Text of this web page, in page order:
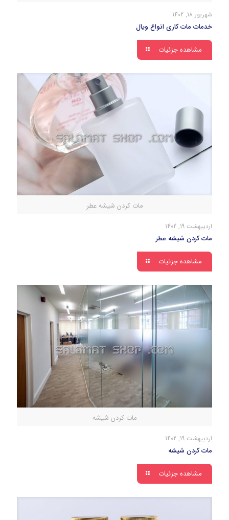
شهریور 18, 1402
خدمات مات کاری انواع ویال
مشاهده جزئیات
مات کردن شیشه عطر
اردیبهشت 19, 1402
مات کردن شیشه عطر
مشاهده جزئیات
مات کردن شیشه
اردیبهشت 19, 1402
مات کردن شیشه
مشاهده جزئیات